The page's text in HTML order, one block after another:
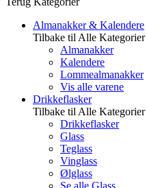
Almanakker & Kalendere
Tilbake til Alle Kategorier
Almanakker
Kalendere
Lommealmanakker
Vis alle varene
Drikkeflasker
Tilbake til Alle Kategorier
Drikkeflasker
Glass
Teglass
Vinglass
Ølglass
Se alle Glass